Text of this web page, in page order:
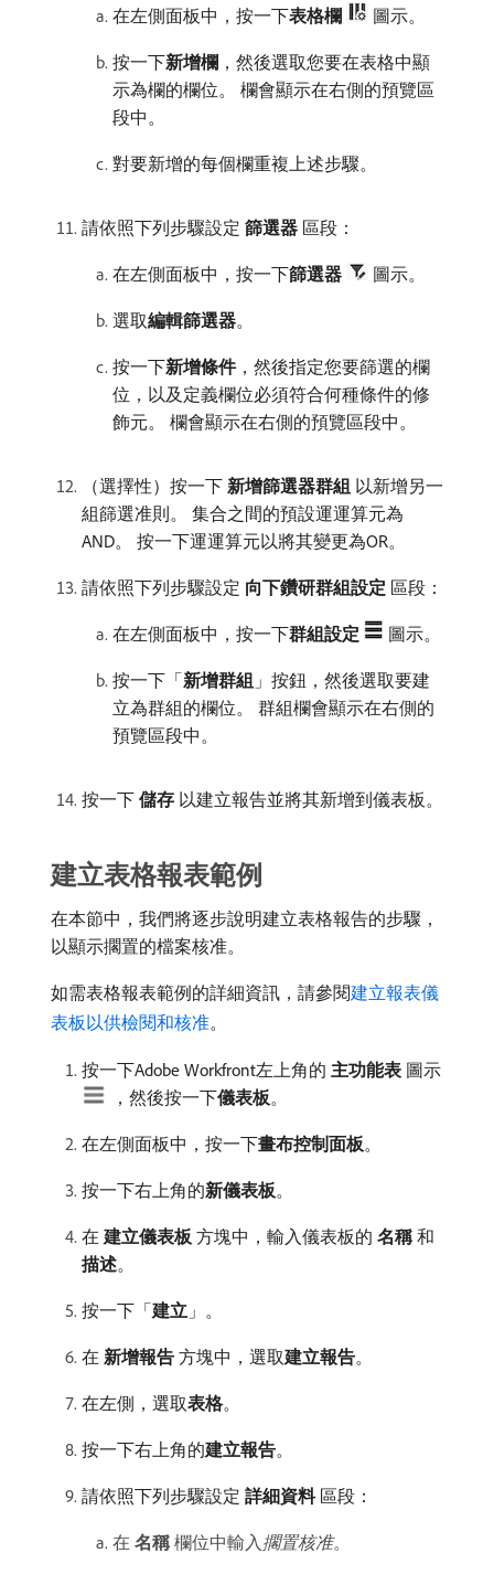
在左側面板中，按一下​表格欄 圖示。
按一下​新增欄 ，然後選取您要在表格中顯
示為欄的欄位。 欄會顯示在右側的預覽區
段中。
對要新增的每個欄重複上述步驟。
請依照下列步驟設定​ 篩選器 ​區段：
在左側面板中，按一下​篩選器 圖示。
選取​編輯篩選器。
按一下​新增條件，然後指定您要篩選的欄
位，以及定義欄位必須符合何種條件的修
飾元。 欄會顯示在右側的預覽區段中。
（選擇性）按一下​ 新增篩選器群組 ​以新增另一
組篩選准則。 集合之間的預設運運算元為
AND。 按一下運運算元以將其變更為OR。
請依照下列步驟設定​ 向下鑽研群組設定 ​區段：
在左側面板中，按一下​群組設定 圖示。
按一下「新增群組 」按鈕，然後選取要建
立為群組的欄位。 群組欄會顯示在右側的
預覽區段中。
按一下​ 儲存 ​以建立報告並將其新增到儀表板。
建立表格報表範例
在本節中，我們將逐步說明建立表格報告的步驟，
以顯示擱置的檔案核准。
如需表格報表範例的詳細資訊，請參閱建立報表儀
表板以供檢閱和核准。
按一下Adobe Workfront左上角的​ 主功能表 ​圖示
，然後按一下​儀表板。
在左側面板中，按一下​畫布控制面板。
按一下右上角的​新儀表板。
在​ 建立儀表板 ​方塊中，輸入儀表板的​ 名稱​和​
描述。
按一下「建立 」。
在​ 新增報告 ​方塊中，選取​建立報告。
在左側，選取​表格。
按一下右上角的​建立報告。
請依照下列步驟設定​ 詳細資料​區段：
在​ 名稱 ​欄位中輸入​ 擱置核准。